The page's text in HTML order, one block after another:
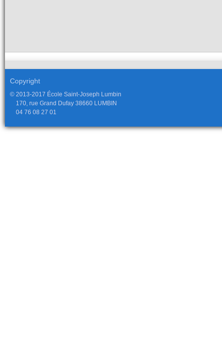
Copyright
© 2013-2017 École Saint-Joseph Lumbin
170, rue Grand Dufay 38660 LUMBIN
04 76 08 27 01